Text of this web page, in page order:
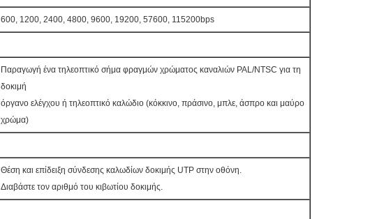
600, 1200, 2400, 4800, 9600, 19200, 57600, 115200bps
Παραγωγή ένα τηλεοπτικό σήμα φραγμών χρώματος καναλιών PAL/NTSC για τη
δοκιμή
όργανο ελέγχου ή τηλεοπτικό καλώδιο (κόκκινο, πράσινο, μπλε, άσπρο και μαύρο
χρώμα)
Θέση και επίδειξη σύνδεσης καλωδίων δοκιμής UTP στην οθόνη.
Διαβάστε τον αριθμό του κιβωτίου δοκιμής.